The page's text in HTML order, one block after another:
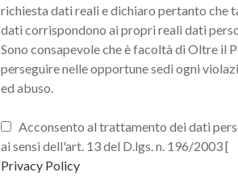
richiesta dati reali e dichiaro pertanto che
dati corrispondono ai propri reali dati
Sono consapevole che è facoltà di Oltre il
perseguire nelle opportune sedi ogni
ed abuso.
Acconsento al trattamento dei dati
ai sensi dell'art. 13 del D.lgs. n. 196/2003 [
Privacy Policy